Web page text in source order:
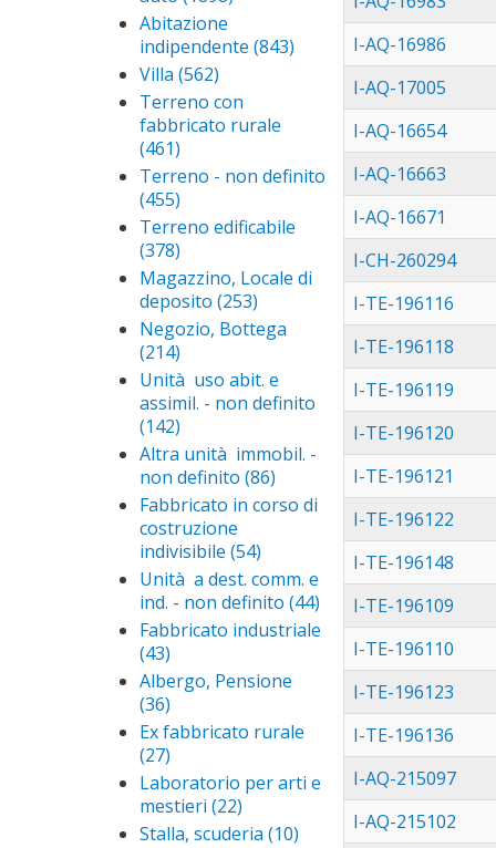
valle d'aosta (7)
Apply valle d'aosta filter
molise (3)Apply molise filter
autorimessa,
Abitazione
indipendente (843)
Abitazione
indipendente
Villa (562)
filter
Terreno con
fabbricato rurale
(461)
con fabbricato
Terreno - non definito
(455)
non definito filter
Terreno edificabile
(378)
edificabile filter
Magazzino, Locale di
deposito (253)
Magazzino,
Locale di
deposito
filter
Negozio, Bottega
(214)
Bottega filter
Unità uso abit. e
assimil. - non definito
(142)
abit. e assimil. -
non definito filter
Altra unità immobil. -
non definito (86)
Altra
immobil.
- non
definito
filter
Fabbricato in corso di
costruzione
indivisibile (54)
Fabbricato
in corso di
costruzione
indivisibile
Unità a dest. comm. e
ind. - non definito (44) Apply
Unità
a dest.
comm.
e ind. -
non
definito
Fabbricato industriale
(43)
industriale filter
Albergo, Pensione
(36)
Pensione filter
Ex fabbricato rurale
(27)
rurale filter
Laboratorio per arti e
mestieri (22)
Laboratorio
Stalla, scuderia (10)
I-AQ-16986
I-AQ-17005
I-AQ-16654
I-AQ-16663
I-AQ-16671
I-CH-260294
I-TE-196116
I-TE-196118
I-TE-196119
I-TE-196120
I-TE-196121
I-TE-196122
I-TE-196148
I-TE-196109
I-TE-196110
I-TE-196123
I-TE-196136
I-AQ-215097
I-AQ-215102